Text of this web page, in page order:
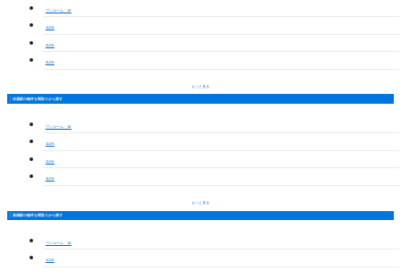
ワンルーム・1K
1LDK
2LDK
3LDK
もっと見る
伏屋駅の物件を間取りから探す
ワンルーム・1K
1LDK
2LDK
3LDK
もっと見る
高畑駅の物件を間取りから探す
ワンルーム・1K
1LDK